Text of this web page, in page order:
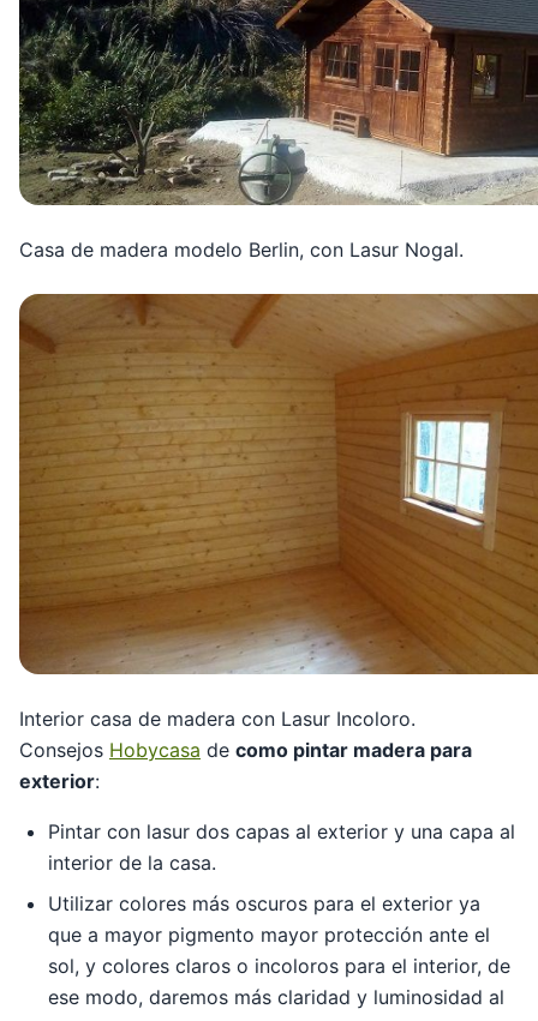
Casa de madera modelo Berlin, con Lasur Nogal.
Interior casa de madera con Lasur Incoloro.
Consejos Hobycasa de como pintar madera para
exterior:
Pintar con lasur dos capas al exterior y una capa al
interior de la casa.
Utilizar colores más oscuros para el exterior ya
que a mayor pigmento mayor protección ante el
sol, y colores claros o incoloros para el interior, de
ese modo, daremos más claridad y luminosidad al